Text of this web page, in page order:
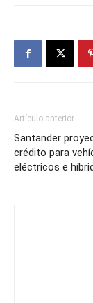
Artículo anterior
Santander
crédito para
eléctricos e